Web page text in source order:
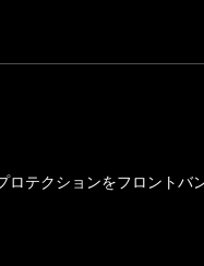
ロテクションをフロントバ